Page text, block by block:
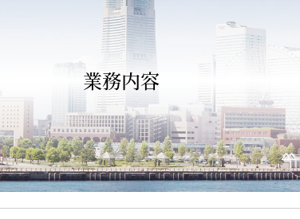
業務内容